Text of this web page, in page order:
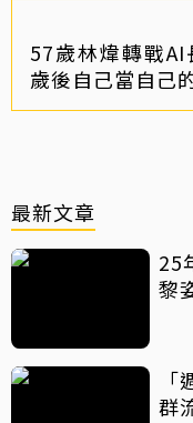
57歲林煒轉戰
歲後自己當自己
最新文章
25
黎
群